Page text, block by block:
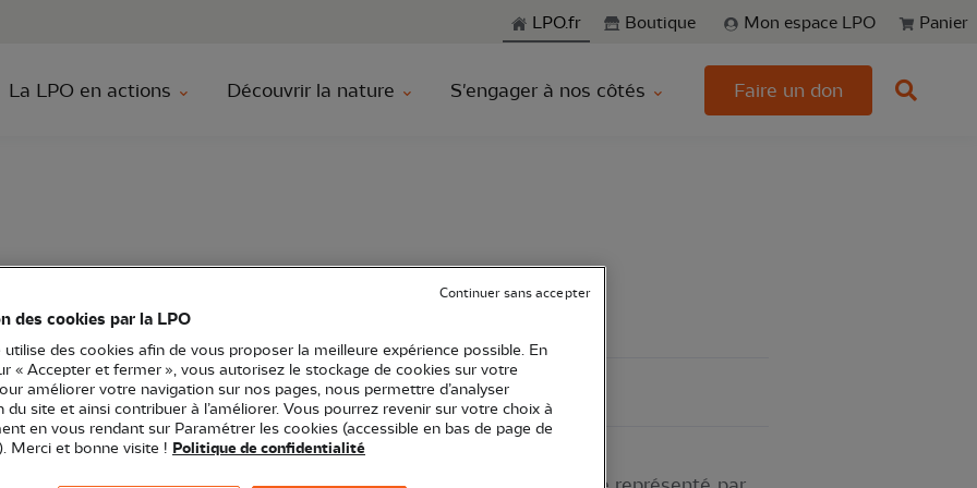
Aller à la rechercheLPO.fr Boutique Mon espace LPO Panier
La LPO en actions Découvrir la nature S'engager à nos côtés Faire un don
!
Sortie nature 12 - Aveyron
des cookies par la LPO
utilise des cookies afin de vous proposer la meilleure expérience possible. En
« Accepter et fermer », vous autorisez le stockage de cookies sur votre
améliorer votre navigation sur nos pages, nous permettre d’analyser
du site et ainsi contribuer à l’améliorer. Vous pourrez revenir sur votre choix à
en vous rendant sur Paramétrer les cookies (accessible en bas de page de
Merci et bonne visite ! Politique de confidentialité
Continuer sans accepter